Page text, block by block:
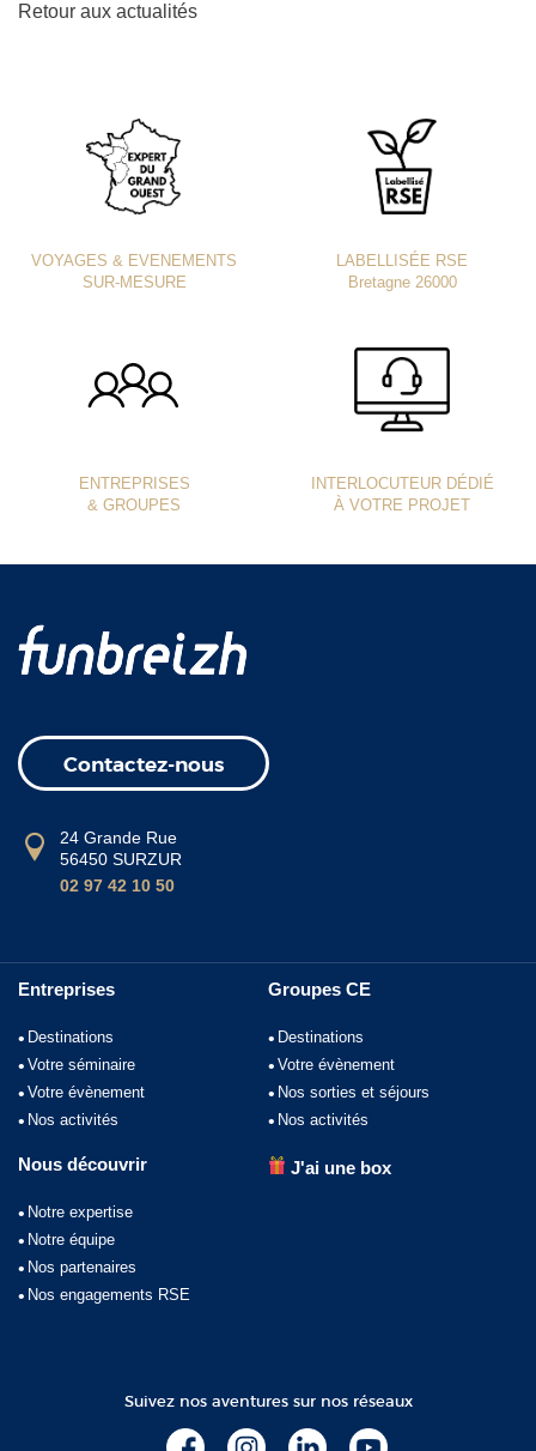
Retour aux actualités
VOYAGES & EVENEMENTS
SUR-MESURE
LABELLISÉE RSE
Bretagne 26000
ENTREPRISES
& GROUPES
INTERLOCUTEUR DÉDIÉ
À VOTRE PROJET
Contactez-nous
24 Grande Rue
56450 SURZUR
02 97 42 10 50
Entreprises
Destinations
Votre séminaire
Votre évènement
Nos activités
Groupes CE
Destinations
Votre évènement
Nos sorties et séjours
Nos activités
Nous découvrir
Notre expertise
Notre équipe
Nos partenaires
Nos engagements RSE
J'ai une box
Suivez nos aventures sur nos réseaux